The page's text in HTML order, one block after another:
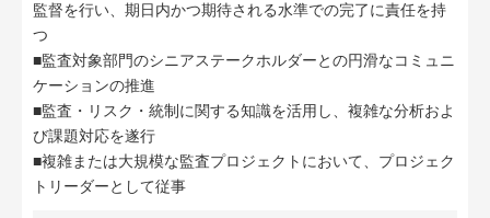
監督を行い、期日内かつ期待される水準での完了に責任を持
つ
■監査対象部門のシニアステークホルダーとの円滑なコミュニ
ケーションの推進
■監査・リスク・統制に関する知識を活用し、複雑な分析およ
び課題対応を遂行
■複雑または大規模な監査プロジェクトにおいて、プロジェク
トリーダーとして従事